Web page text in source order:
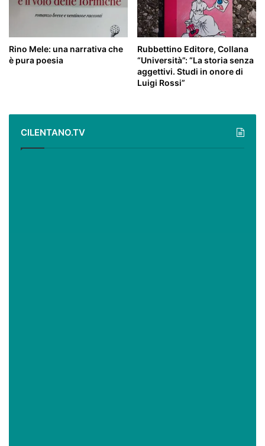
Rino Mele: una narrativa che
è pura poesia
Rubbettino Editore, Collana
“Università”: “La storia senza
aggettivi. Studi in onore di
Luigi Rossi”
CILENTANO.TV